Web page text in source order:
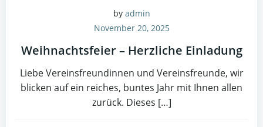
by admin
November 20, 2025
Weihnachtsfeier – Herzliche Einladung
Liebe Vereinsfreundinnen und Vereinsfreunde, wir
blicken auf ein reiches, buntes Jahr mit Ihnen allen
zurück. Dieses […]